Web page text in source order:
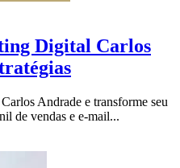
Digital Carlos
Andrade e transforme seu
de vendas e e-mail...